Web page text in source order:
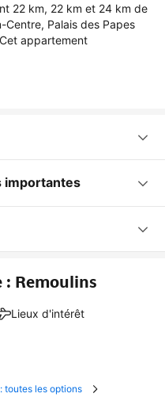
22 km, 22 km et 24 km de
Centre, Palais des Papes
appartement
importantes
: Remoulins
Lieux d'intérêt
toutes les options